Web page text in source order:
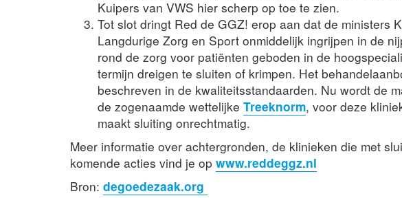
Kuipers van VWS hier scherp op toe te zien.
Tot slot dringt Red de GGZ! erop aan dat de ministers
Langdurige Zorg en Sport onmiddelijk ingrijpen in de
rond de zorg voor patiënten geboden in de
termijn dreigen te sluiten of krimpen. Het
beschreven in de kwaliteitsstandaarden. Nu wordt de
de zogenaamde wettelijke Treeknorm, voor deze
maakt sluiting onrechtmatig.
Meer informatie over achtergronden, de klinieken die met
komende acties vind je op www.reddeggz.nl
Bron: degoedezaak.org